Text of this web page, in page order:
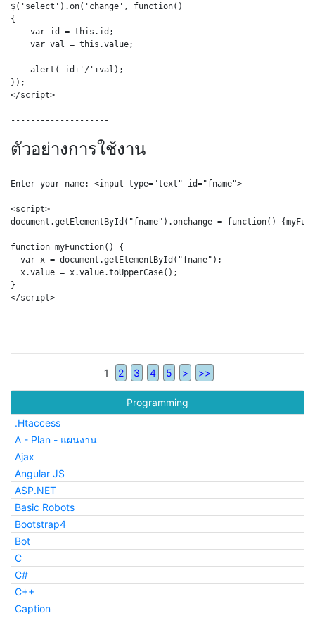
$('select').on('change', function()
{
    var id = this.id;
    var val = this.value;
    alert( id+'/'+val);
});
</script>
--------------------
ตัวอย่างการใช้งาน
Enter your name: <input type="text" id="fname">
<script>
document.getElementById("fname").onchange = function()
function myFunction() {
  var x = document.getElementById("fname");
  x.value = x.value.toUpperCase();
}
</script>
1 2 3 4 5 > >>
Programming
.Htaccess
A - Plan - แผนงาน
Ajax
Angular JS
ASP.NET
Basic Robots
Bootstrap4
Bot
C
C#
C++
Caption